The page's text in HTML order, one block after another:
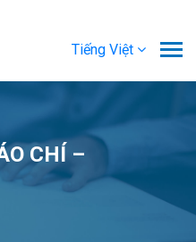
Tiếng Việt
CHÍ –